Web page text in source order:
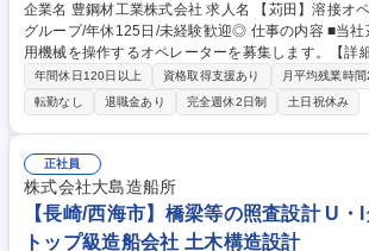
企業名 豊鋼材工業株式会社 求人名 【苅田】溶接オペレーター/伊藤忠丸紅
グループ/年休125日/未経験歓迎◎ 仕事の内容 ■当社苅田工場で鋼材加工
用機械を操作するオペレーターを募集します。【詳
ー切断機・ガス切断機・プラズマ切断機）を用いた
せします。 【詳細】設備（半自動溶接機)を使用した”ビルトＨ型鋼”の製作
他※面接内にて会社見学を設けておりますので、実
た製品をご覧いただけます。 【当求人の魅力】未経
ーターにチャレンジできます。作業は既存社員の横
ただきます。先輩社員が丁寧に教えてくれるので安
す◎ 募集職種 【苅田】溶接オペレーター/伊藤忠丸紅グループ/年休125日/
未経験歓迎◎
年間休日120日以上 資格取得支援あり
月平均残業時
転勤なし
退職金あり 完全週休2日制 土日祝休み
正社員
株式会社大島造船所
【長崎/西海市】橋梁等の照査設計 U・
トップ級造船会社 土木構造設計